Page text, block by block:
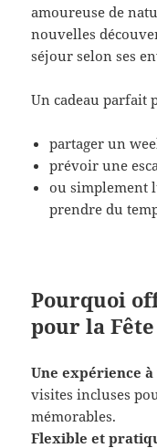
amoureuse de
nouvelles
séjour selon ses
Un cadeau parfait
partager un
prévoir une
ou simplement
prendre du
Pourquoi
pour la
Une expérience
visites incluses
mémorables.
Flexible et